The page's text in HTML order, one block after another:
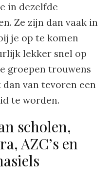
in dezelfde
Ze zijn dan vaak in
je op te komen
lekker snel op
groepen trouwens
van tevoren een
te worden.
scholen,
AZC’s en